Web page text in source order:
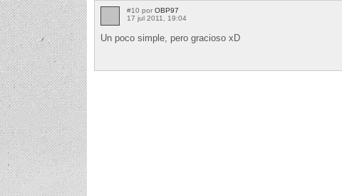
#10 por OBP97
17 jul 2011, 19:04
Un poco simple, pero gracioso xD